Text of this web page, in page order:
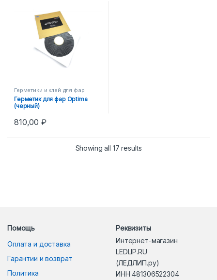
Герметики и клей для фар
Герметик для фар Optima
(черный)
810,00₽
Showing all 17 results
Помощь
Оплата и доставка
Гарантии и возврат
Политика
Реквизиты
Интернет-магазин
LEDLIP.RU
(ЛЕДЛИП.ру)
ИНН 481306522304